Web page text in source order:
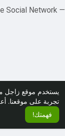
يستخدم موقع زاجل
تجربة على موقعنا.
فهمتك!
— Zajjle Social Network